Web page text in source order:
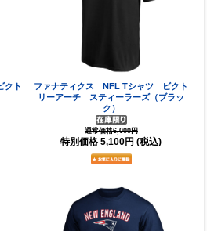
クト
ファナティクス NFL Tシャツ ビクト
リーアーチ スティーラーズ（ブラッ
ク）
通常価格6,000円
特別価格 5,100円 (税込)